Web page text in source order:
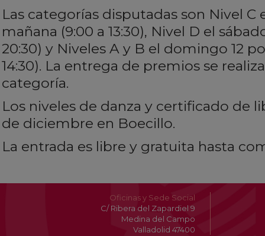
Las categorías disputadas son Nivel C
mañana (9:00 a 13:30), Nivel D el
20:30) y Niveles A y B el domingo 12
14:30). La entrega de premios se
categoría.
Los niveles de danza y certificado de
de diciembre en Boecillo.
La entrada es libre y gratuita hasta
Oficinas y Sede Social
C/ Ribera del Zapardiel 9
Medina del Campo
Valladolid 47400